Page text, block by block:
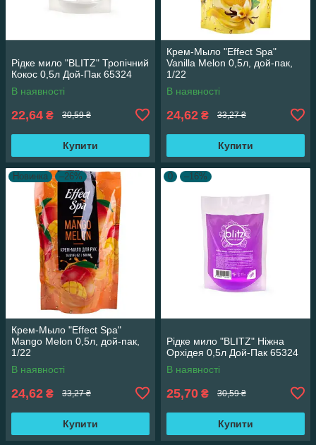
Рідке мило "BLITZ" Тропічний
Кокос 0,5л Дой-Пак 65324
В наявності
22,64 ₴ 30,59 ₴
Купити
Крем-Мыло "Effect Spa"
Vanilla Melon 0,5л, дой-пак,
1/22
В наявності
24,62 ₴ 33,27 ₴
Купити
Новинка –26%
Крем-Мыло "Effect Spa"
Mango Melon 0,5л, дой-пак,
1/22
В наявності
24,62 ₴ 33,27 ₴
Купити
0 –16%
Рідке мило "BLITZ" Ніжна
Орхідея 0,5л Дой-Пак 65324
В наявності
25,70 ₴ 30,59 ₴
Купити